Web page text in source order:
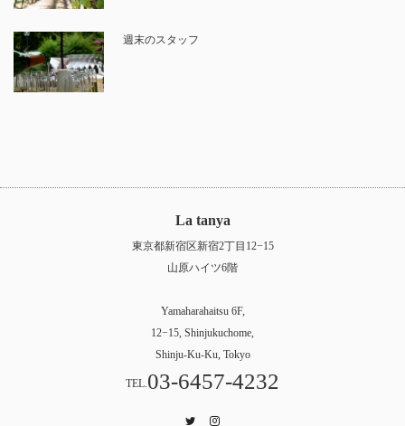
週末のスタッフ
La tanya
東京都新宿区新宿2丁目12−15
山原ハイツ6階
Yamaharahaitsu 6F,
12−15, Shinjukuchome,
Shinju-Ku-Ku, Tokyo
TEL.03-6457-4232
Twitter